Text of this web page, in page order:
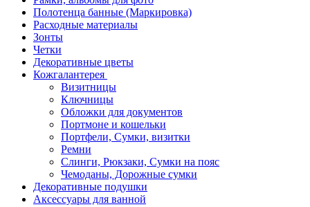
Полотенца банные (Маркировка)
Расходные материалы
Зонты
Четки
Декоративные цветы
Кожгалантерея
Визитницы
Ключницы
Обложки для документов
Портмоне и кошельки
Портфели, Сумки, визитки
Ремни
Слинги, Рюкзаки, Сумки на пояс
Чемоданы, Дорожные сумки
Декоративные подушки
Аксессуары для ванной